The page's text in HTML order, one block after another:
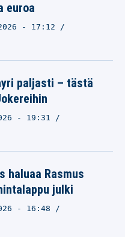
euroa
- 17:12
paljasti – tästä
- 19:31
haluaa Rasmus
julki
- 16:48